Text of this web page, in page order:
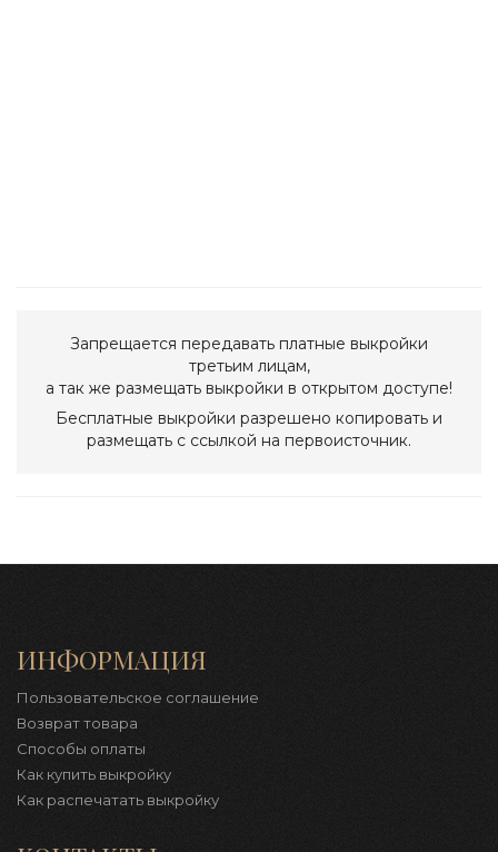
Запрещается передавать платные выкройки
третьим лицам,
а так же размещать выкройки в открытом доступе!
Бесплатные выкройки разрешено копировать и
размещать с ссылкой на первоисточник.
ИНФОРМАЦИЯ
Пользовательское соглашение
Возврат товара
Способы оплаты
Как купить выкройку
Как распечатать выкройку